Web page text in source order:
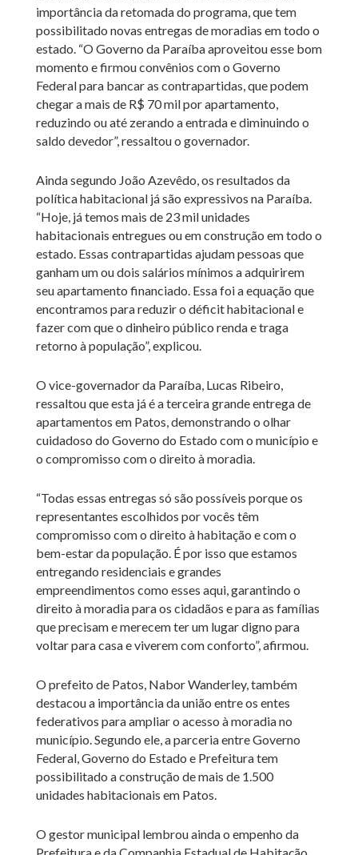
importância da retomada do programa, que tem
possibilitado novas entregas de moradias em todo o
estado. “O Governo da Paraíba aproveitou esse bom
momento e firmou convênios com o Governo
Federal para bancar as contrapartidas, que podem
chegar a mais de R$ 70 mil por apartamento,
reduzindo ou até zerando a entrada e diminuindo o
saldo devedor”, ressaltou o governador.
Ainda segundo João Azevêdo, os resultados da
política habitacional já são expressivos na Paraíba.
“Hoje, já temos mais de 23 mil unidades
habitacionais entregues ou em construção em todo o
estado. Essas contrapartidas ajudam pessoas que
ganham um ou dois salários mínimos a adquirirem
seu apartamento financiado. Essa foi a equação que
encontramos para reduzir o déficit habitacional e
fazer com que o dinheiro público renda e traga
retorno à população”, explicou.
O vice-governador da Paraíba, Lucas Ribeiro,
ressaltou que esta já é a terceira grande entrega de
apartamentos em Patos, demonstrando o olhar
cuidadoso do Governo do Estado com o município e
o compromisso com o direito à moradia.
“Todas essas entregas só são possíveis porque os
representantes escolhidos por vocês têm
compromisso com o direito à habitação e com o
bem-estar da população. É por isso que estamos
entregando residenciais e grandes
empreendimentos como esses aqui, garantindo o
direito à moradia para os cidadãos e para as famílias
que precisam e merecem ter um lugar digno para
voltar para casa e viverem com conforto”, afirmou.
O prefeito de Patos, Nabor Wanderley, também
destacou a importância da união entre os entes
federativos para ampliar o acesso à moradia no
município. Segundo ele, a parceria entre Governo
Federal, Governo do Estado e Prefeitura tem
possibilitado a construção de mais de 1.500
unidades habitacionais em Patos.
O gestor municipal lembrou ainda o empenho da